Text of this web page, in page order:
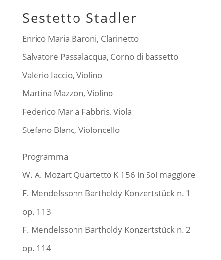
Sestetto Stadler
Enrico Maria Baroni, Clarinetto
Salvatore Passalacqua, Corno di bassetto
Valerio Iaccio, Violino
Martina Mazzon, Violino
Federico Maria Fabbris, Viola
Stefano Blanc, Violoncello
Programma
W. A. Mozart Quartetto K 156 in Sol maggiore
F. Mendelssohn Bartholdy Konzertstück n. 1
op. 113
F. Mendelssohn Bartholdy Konzertstück n. 2
op. 114